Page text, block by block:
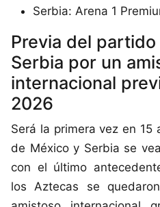
Serbia: Arena 1
Previa del
Serbia por un
internacional
2026
Será la primera vez en 15
de México y Serbia se
con el último
los Aztecas se